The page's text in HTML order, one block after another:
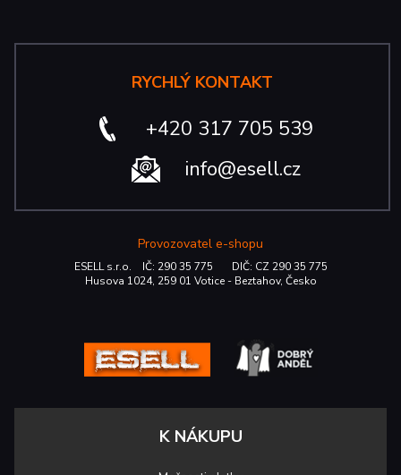
RYCHLÝ KONTAKT
+420 317 705 539
info@esell.cz
Provozovatel e-shopu
ESELL s.r.o. IČ: 290 35 775 DIČ: CZ 290 35 775
Husova 1024, 259 01 Votice - Beztahov, Česko
K NÁKUPU